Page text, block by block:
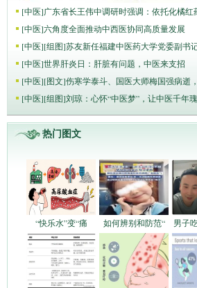
[中医]广东省长王伟中调研时强调：依托化橘红
[中医]六角度全面推动中西医协同高质量发展
[中医][组图]苏友新任福建中医药大学党委副书
[中医]世界肝炎日：肝脏有问题，中医来支招
[中医][图文]伤寒学泰斗、国医大师梅国强病逝
[中医][组图]刘琼：心怀“中医梦”，让中医千年
热门图文
“快乐水”变“痛 如何辨别和防范“ 男子